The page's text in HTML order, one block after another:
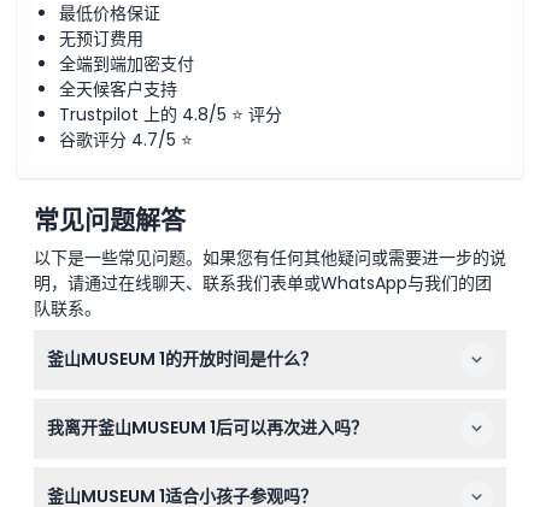
最低价格保证
无预订费用
全端到端加密支付
全天候客户支持
Trustpilot 上的 4.8/5 ⭐ 评分
谷歌评分 4.7/5 ⭐
常见问题解答
以下是一些常见问题。如果您有任何其他疑问或需要进一步的说
明，请通过在线聊天、联系我们表单或WhatsApp与我们的团
队联系。
釜山MUSEUM 1的开放时间是什么？
周末及公众假期为上午10:00至晚上8:00，最后入场时间为
我离开釜山MUSEUM 1后可以再次进入吗？
分参观。
釜山MUSEUM 1适合小孩子参观吗？